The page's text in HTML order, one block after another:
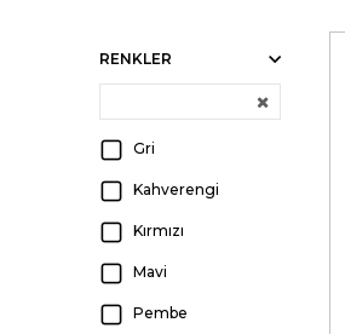
RENKLER
Gri
Kahverengi
Kırmızı
Mavi
Pembe